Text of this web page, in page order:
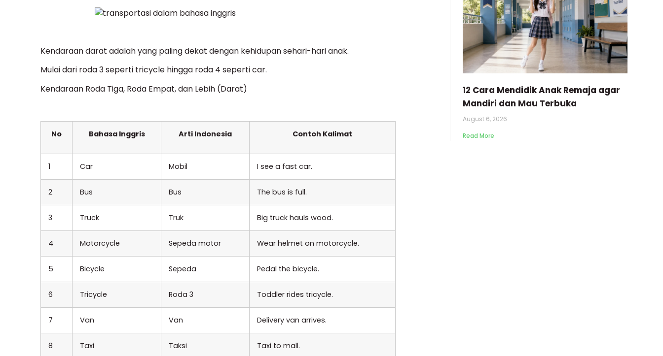
Kendaraan darat adalah yang paling dekat dengan kehidupan sehari-hari anak.
Mulai dari roda 3 seperti tricycle hingga roda 4 seperti car.
Kendaraan Roda Tiga, Roda Empat, dan Lebih (Darat)
No Bahasa Inggris Arti Indonesia Contoh Kalimat
1 Car Mobil I see a fast car.
2 Bus Bus The bus is full.
3 Truck Truk Big truck hauls wood.
4 Motorcycle Sepeda motor Wear helmet on motorcycle.
5 Bicycle Sepeda Pedal the bicycle.
6 Tricycle Roda 3 Toddler rides tricycle.
7 Van Van Delivery van arrives.
8 Taxi Taksi Taxi to mall.
12 Cara Mendidik Anak Remaja agar
Mandiri dan Mau Terbuka
August 6, 2026
Read More